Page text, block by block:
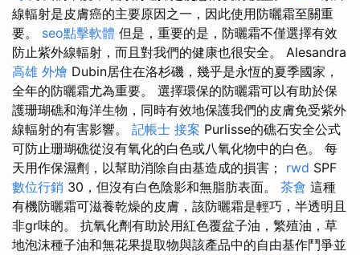
線輻射是皮膚癌的主要原因之一，因此使用防曬霜至關重
要。 seo點擊軟體 但是，重要的是，防曬霜不僅選擇有效
防止紫外線輻射，而且對我們的健康也很安全。 Alesandra
高雄 外燴 Dubin居住在洛杉磯，幾乎是永恆的夏季國家，
全年的防曬霜尤為重要。 選擇環保的防曬霜可以有助於保
護珊瑚礁和海洋生物，同時有效地保護我們的皮膚免受紫外
線輻射的有害影響。 記帳士 接案 Purlisse的礁石安全公式
可防止珊瑚礁從沒有氧化的白色或八氧化物中的白色。 每
天用作保濕劑，以幫助消除自由基造成的損害； rwd SPF
數位行銷 30，但沒有白色陰影和無脂肪表面。 茶會 這種
有機防曬霜可滋養乾燥的皮膚，該防曬霜是輕巧，半透明且
非gr味的。 抗氧化劑有助於用紅色覆盆子油，繁殖油，草
地泡沫種子油和無花果提取物與該產品中的自由基作鬥爭並